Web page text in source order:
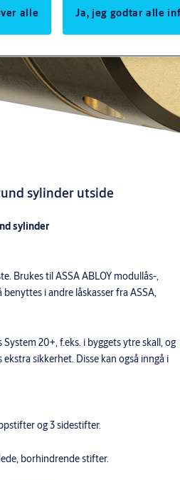
sylinder utside
sylinder
Brukes til ASSA ABLOY modullås-,
benyttes i andre låskasser fra ASSA,
20+, f.eks. i byggets ytre skall, og
sikkerhet. Disse kan også inngå i
og 3 sidestifter.
borhindrende stifter.
alle Ja, jeg godtar alle